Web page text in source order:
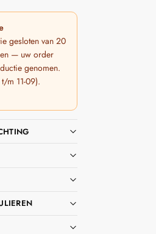
gesloten van 20
— uw order
genomen.
m 11-09).